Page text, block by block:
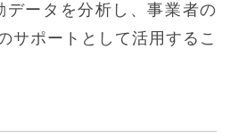
ータを分析し、事業者の
サポートとして活用するこ